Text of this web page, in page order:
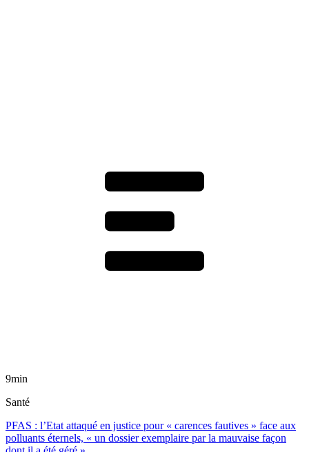
9min
Santé
PFAS : l’Etat attaqué en justice pour « carences fautives » face aux
polluants éternels, « un dossier exemplaire par la mauvaise façon